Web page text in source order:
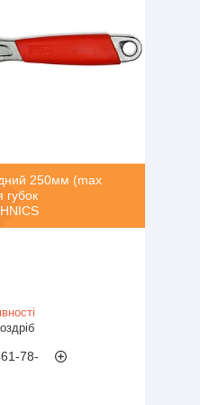
250мм (max
губок
78-